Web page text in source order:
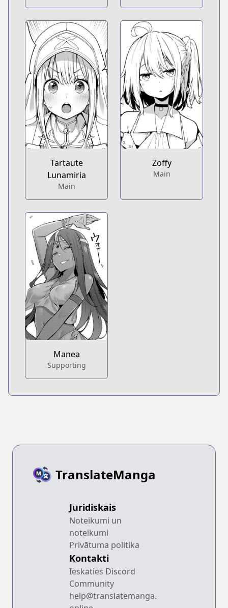
Tartaute
Lunamiria
Main
Zoffy
Main
Manea
Supporting
TranslateManga
Juridiskais
Noteikumi un
noteikumi
Privātuma politika
Kontakti
Ieskaties Discord
Community
help@translatemanga.